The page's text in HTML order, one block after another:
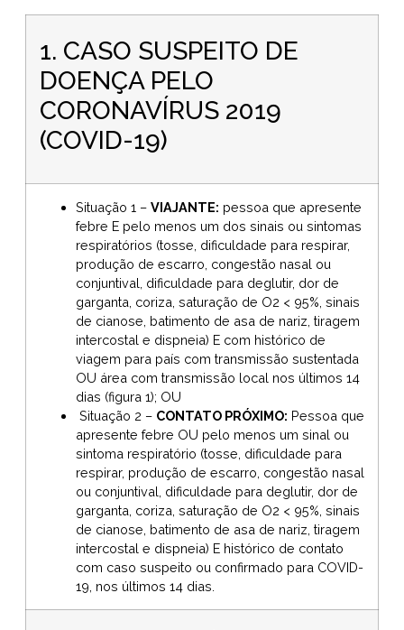
1. CASO SUSPEITO DE
DOENÇA PELO
CORONAVÍRUS 2019
(COVID-19)
Situação 1 – VIAJANTE: pessoa que apresente
febre E pelo menos um dos sinais ou sintomas
respiratórios (tosse, dificuldade para respirar,
produção de escarro, congestão nasal ou
conjuntival, dificuldade para deglutir, dor de
garganta, coriza, saturação de O2 < 95%, sinais
de cianose, batimento de asa de nariz, tiragem
intercostal e dispneia) E com histórico de
viagem para país com transmissão sustentada
OU área com transmissão local nos últimos 14
dias (figura 1); OU
Situação 2 – CONTATO PRÓXIMO: Pessoa que
apresente febre OU pelo menos um sinal ou
sintoma respiratório (tosse, dificuldade para
respirar, produção de escarro, congestão nasal
ou conjuntival, dificuldade para deglutir, dor de
garganta, coriza, saturação de O2 < 95%, sinais
de cianose, batimento de asa de nariz, tiragem
intercostal e dispneia) E histórico de contato
com caso suspeito ou confirmado para COVID-
19, nos últimos 14 dias.